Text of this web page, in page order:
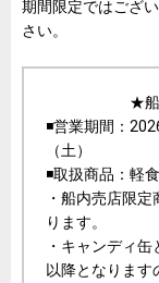
期間限定ではござ
さい。
★船
◾️営業期間：
（土）
◾️取扱商品：軽
・船内売店限
ります。
・キャンディ
以降となります